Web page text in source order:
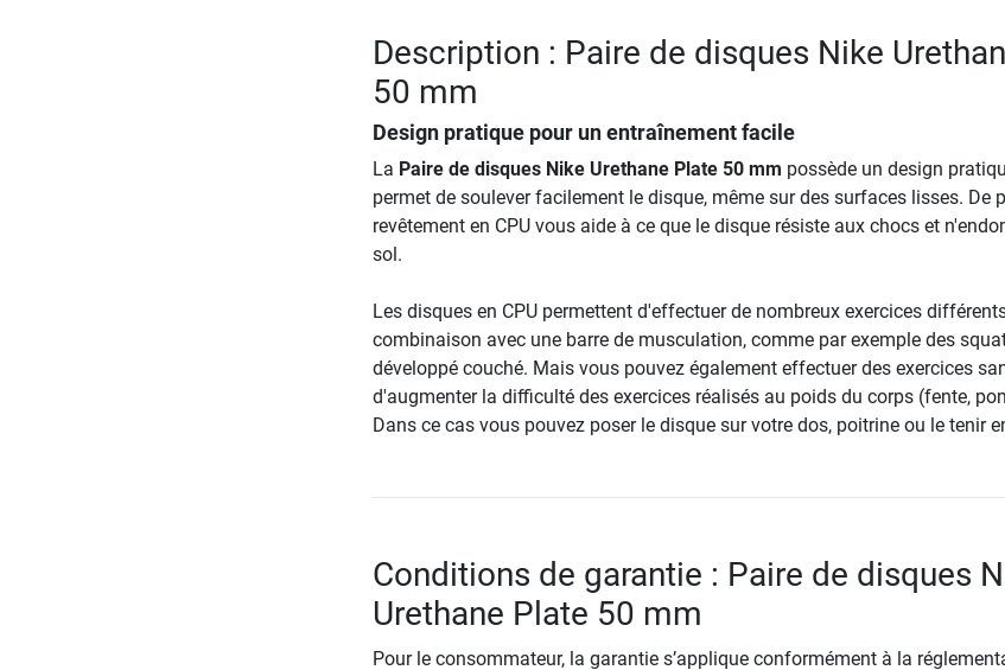
Description : Paire de disques Nike
50 mm
Design pratique pour un entraînement facile
La Paire de disques Nike Urethane Plate 50 mm possède un design
permet de soulever facilement le disque, même sur des surfaces lisses. De
revêtement en CPU vous aide à ce que le disque résiste aux chocs et
sol.
Les disques en CPU permettent d'effectuer de nombreux exercices
combinaison avec une barre de musculation, comme par exemple des
développé couché. Mais vous pouvez également effectuer des exercices
d'augmenter la difficulté des exercices réalisés au poids du corps (fente,
Dans ce cas vous pouvez poser le disque sur votre dos, poitrine ou le tenir
Conditions de garantie : Paire de disques
Urethane Plate 50 mm
Pour le consommateur, la garantie s’applique conformément à la